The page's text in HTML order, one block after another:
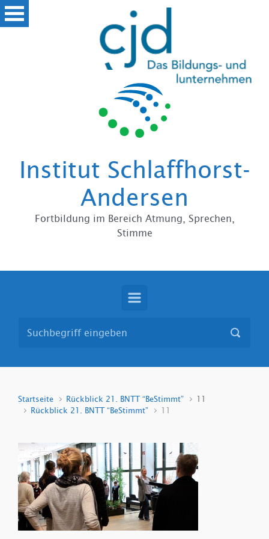
Institut Schlaffhorst-
Andersen
Fortbildung im Bereich Atmung, Sprechen,
Stimme
Startseite Rückblick 21. BNTT “BeStimmt”
11
Rückblick 21. BNTT “BeStimmt”
11